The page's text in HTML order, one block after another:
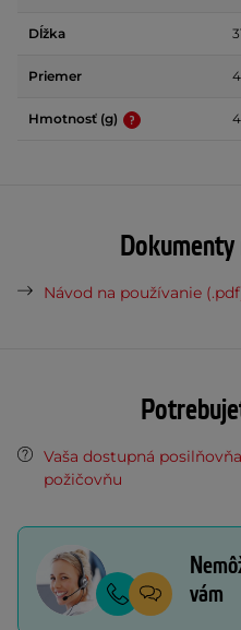
Dĺžka
Priemer
Hmotnosť (g)
Návod na používanie
Vaša dostupná
požičovňu
vám